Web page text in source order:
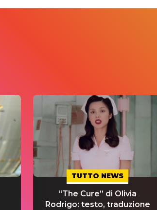
TUTTO NEWS
“The Cure” di Olivia
Rodrigo: testo, traduzione